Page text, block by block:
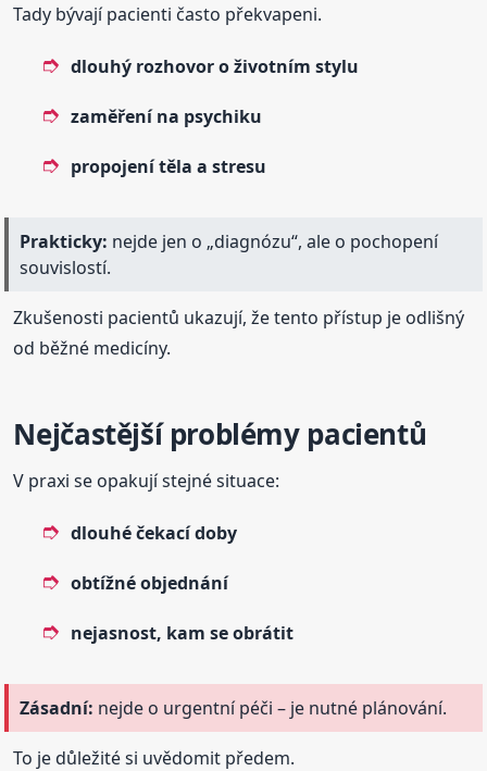
Tady bývají pacienti často překvapeni.
dlouhý rozhovor o životním stylu
zaměření na psychiku
propojení těla a stresu
Prakticky: nejde jen o „diagnózu“, ale o pochopení
souvislostí.
Zkušenosti pacientů ukazují, že tento přístup je odlišný
od běžné medicíny.
Nejčastější problémy pacientů
V praxi se opakují stejné situace:
dlouhé čekací doby
obtížné objednání
nejasnost, kam se obrátit
Zásadní: nejde o urgentní péči – je nutné plánování.
To je důležité si uvědomit předem.